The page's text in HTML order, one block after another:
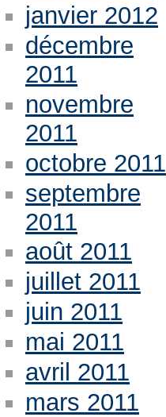
janvier 2012
décembre
2011
novembre
2011
octobre 2011
septembre
2011
août 2011
juillet 2011
juin 2011
mai 2011
avril 2011
mars 2011